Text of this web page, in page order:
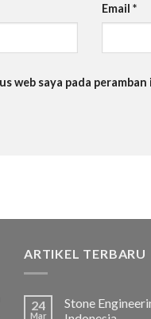
Email*
web saya pada
ARTIKEL TERBARU
24
Mar
Stone